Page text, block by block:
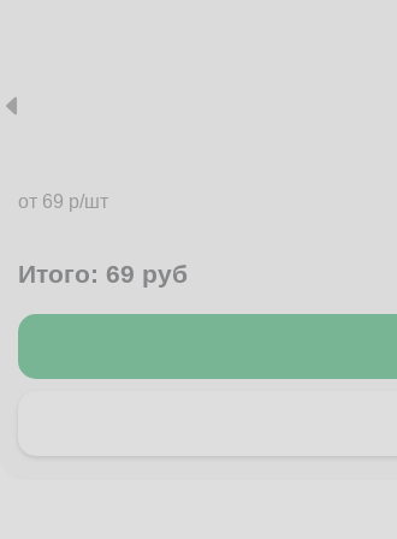
от 69 р/шт
Итого: 69 руб